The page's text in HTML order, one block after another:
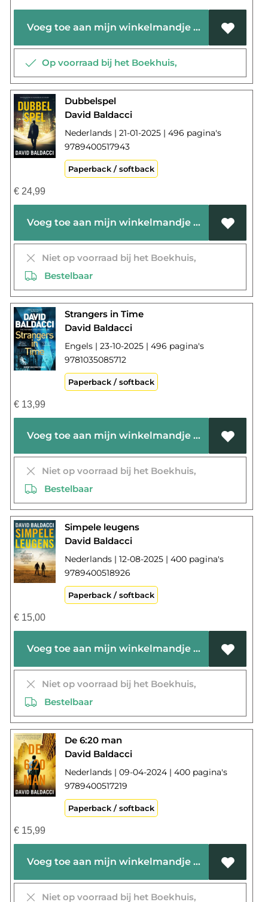
Voeg toe aan mijn winkelmandje
Op voorraad bij het Boekhuis,
Dubbelspel
David Baldacci
Nederlands | 21-01-2025 | 496 pagina's
9789400517943
Paperback / softback
€24,99
Voeg toe aan mijn winkelmandje
Niet op voorraad bij het Boekhuis,
Bestelbaar
Strangers in Time
David Baldacci
Engels | 23-10-2025 | 496 pagina's
9781035085712
Paperback / softback
€13,99
Voeg toe aan mijn winkelmandje
Niet op voorraad bij het Boekhuis,
Bestelbaar
Simpele leugens
David Baldacci
Nederlands | 12-08-2025 | 400 pagina's
9789400518926
Paperback / softback
€15,00
Voeg toe aan mijn winkelmandje
Niet op voorraad bij het Boekhuis,
Bestelbaar
De 6:20 man
David Baldacci
Nederlands | 09-04-2024 | 400 pagina's
9789400517219
Paperback / softback
€15,99
Voeg toe aan mijn winkelmandje
Niet op voorraad bij het Boekhuis,